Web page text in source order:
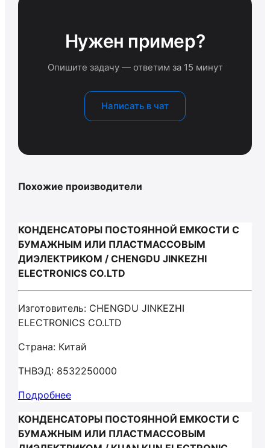
Нужен пример?
Опишите задачу — ответим за 15 минут
Написать в чат
Похожие производители
КОНДЕНСАТОРЫ ПОСТОЯННОЙ ЕМКОСТИ С
БУМАЖНЫМ ИЛИ ПЛАСТМАССОВЫМ
ДИЭЛЕКТРИКОМ / CHENGDU JINKEZHI
ELECTRONICS CO.LTD
Изготовитель: CHENGDU JINKEZHI
ELECTRONICS CO.LTD
Страна: Китай
ТНВЭД: 8532250000
Подробнее
КОНДЕНСАТОРЫ ПОСТОЯННОЙ ЕМКОСТИ С
БУМАЖНЫМ ИЛИ ПЛАСТМАССОВЫМ